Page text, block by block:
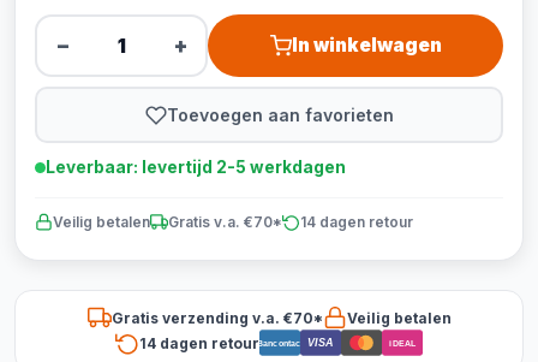
− + In winkelwagen
Toevoegen aan favorieten
Leverbaar: levertijd 2-5 werkdagen
Veilig betalen Gratis v.a. €70* 14 dagen retour
Gratis verzending v.a. €70*
Veilig betalen
14 dagen retourBancontact VISA iDEAL